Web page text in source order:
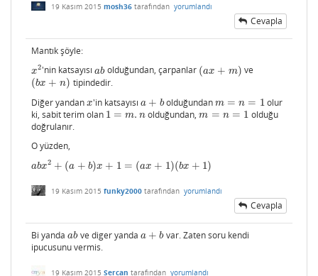
19 Kasım 2015 mosh36 tarafından yorumlandı
Cevapla
Mantık şöyle:
x2
x2'nin katsayısıab
abolduğundan, çarpanlar (ax + m)
(ax+ m)
ve
(bx + n)
(bx+ n)
tipindedir.
Diğer yandan x
x'in katsayısı a + b
a+b olduğundan m = n = 1
m= n= 1
olur
ki, sabit terim olan 1 = m. n
1 =m .n olduğundan,m = n = 1
m= n= 1
olduğu
doğrulanır.
O yüzden,
abx2 + (a + b)x + 1 = (ax + 1)(bx + 1)
abx2+(a +b) x+ 1=(a x+1 )( bx +1)
19 Kasım 2015 funky2000 tarafından yorumlandı
Cevapla
Bi yanda ab
abve diger yanda a + b
a+b
var. Zaten soru kendi
ipucusunu vermis.
19 Kasım 2015 Sercan tarafından yorumlandı